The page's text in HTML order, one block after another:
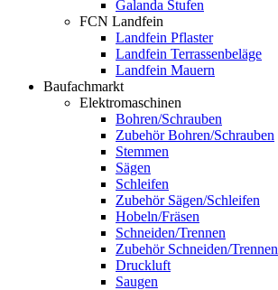
Galanda Stufen
FCN Landfein
Landfein Pflaster
Landfein Terrassenbeläge
Landfein Mauern
Baufachmarkt
Elektromaschinen
Bohren/Schrauben
Zubehör Bohren/Schrauben
Stemmen
Sägen
Schleifen
Zubehör Sägen/Schleifen
Hobeln/Fräsen
Schneiden/Trennen
Zubehör Schneiden/Trennen
Druckluft
Saugen